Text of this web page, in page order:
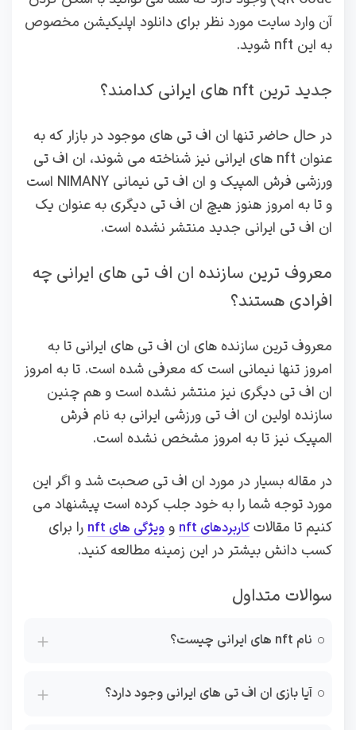
آن وارد سایت مورد نظر برای دانلود اپلیکیشن مخصوص
به این nft شوید.
جدید ترین nft های ایرانی کدامند؟
در حال حاضر تنها ان اف تی های موجود در بازار که به
عنوان nft های ایرانی نیز شناخته می شوند، ان اف تی
ورزشی فرش المپیک و ان اف تی نیمانی NIMANY است
و تا به امروز هنوز هیچ ان اف تی دیگری به عنوان یک
ان اف تی ایرانی جدید منتشر نشده است.
معروف ترین سازنده ان اف تی های ایرانی چه
افرادی هستند؟
معروف ترین سازنده های ان اف تی های ایرانی تا به
امروز تنها نیمانی است که معرفی شده است. تا به امروز
ان اف تی دیگری نیز منتشر نشده است و هم چنین
سازنده اولین ان اف تی ورزشی ایرانی به نام فرش
المپیک نیز تا به امروز مشخص نشده است.
در مقاله بسیار در مورد ان اف تی صحبت شد و اگر این
مورد توجه شما را به خود جلب کرده است پیشنهاد می
کنیم تا مقالاتکاربردهای nft و ویژگی های nft
را برای
کسب دانش بیشتر در این زمینه مطالعه کنید.
سوالات متداول
نام nft های ایرانی چیست؟
آیا بازی ان اف تی های ایرانی وجود دارد؟